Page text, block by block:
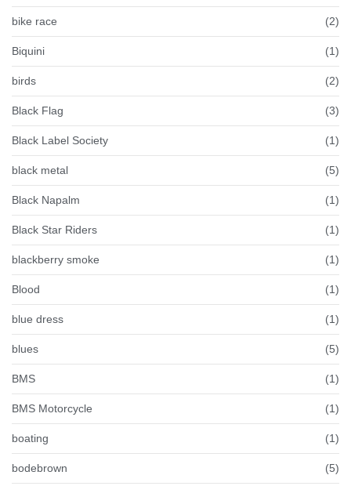
bike race (2)
Biquini (1)
birds (2)
Black Flag (3)
Black Label Society (1)
black metal (5)
Black Napalm (1)
Black Star Riders (1)
blackberry smoke (1)
Blood (1)
blue dress (1)
blues (5)
BMS (1)
BMS Motorcycle (1)
boating (1)
bodebrown (5)